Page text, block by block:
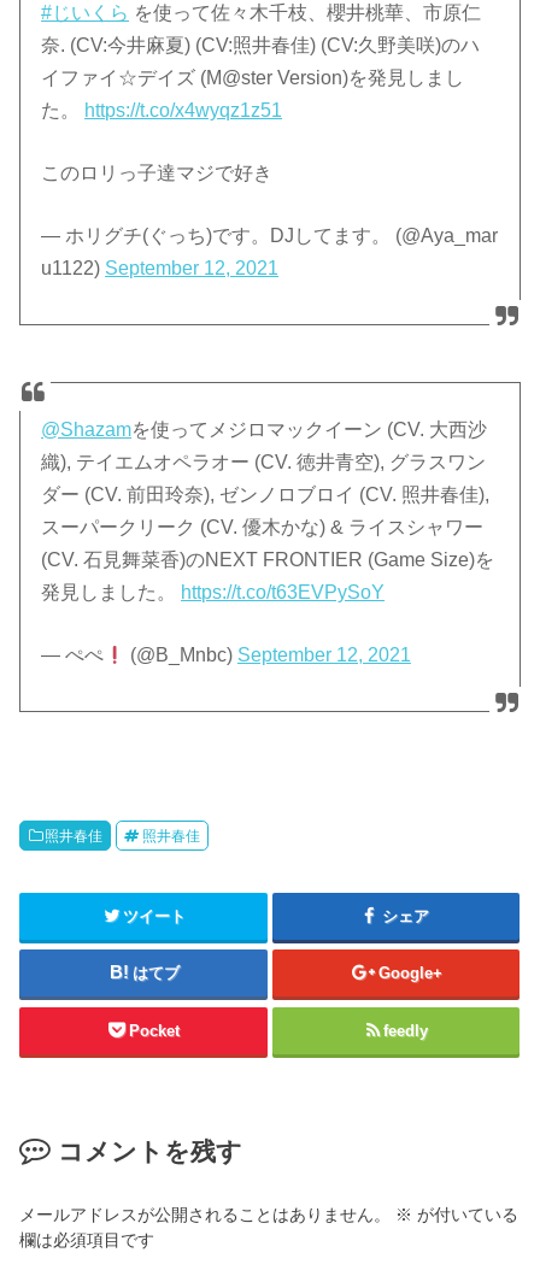
#じいくら を使って佐々木千枝、櫻井桃華、市原仁
奈. (CV:今井麻夏) (CV:照井春佳) (CV:久野美咲)のハ
イファイ☆デイズ (M@ster Version)を発見しまし
た。
https://t.co/x4wyqz1z51
このロリっ子達マジで好き
— ホリグチ(ぐっち)です。DJしてます。 (@Aya_mar
u1122) September 12, 2021
@Shazamを使ってメジロマックイーン (CV. 大西沙
織), テイエムオペラオー (CV. 徳井青空), グラスワン
ダー (CV. 前田玲奈), ゼンノロブロイ (CV. 照井春佳),
スーパークリーク (CV. 優木かな) & ライスシャワー
(CV. 石見舞菜香)のNEXT FRONTIER (Game Size)を
発見しました。
https://t.co/t63EVPySoY
— ぺぺ (@B_Mnbc) September 12, 2021
照井春佳 照井春佳
ツイート シェア
はてブ Google+
Pocket feedly
コメントを残す
メールアドレスが公開されることはありません。 ※ が付いている
欄は必須項目です